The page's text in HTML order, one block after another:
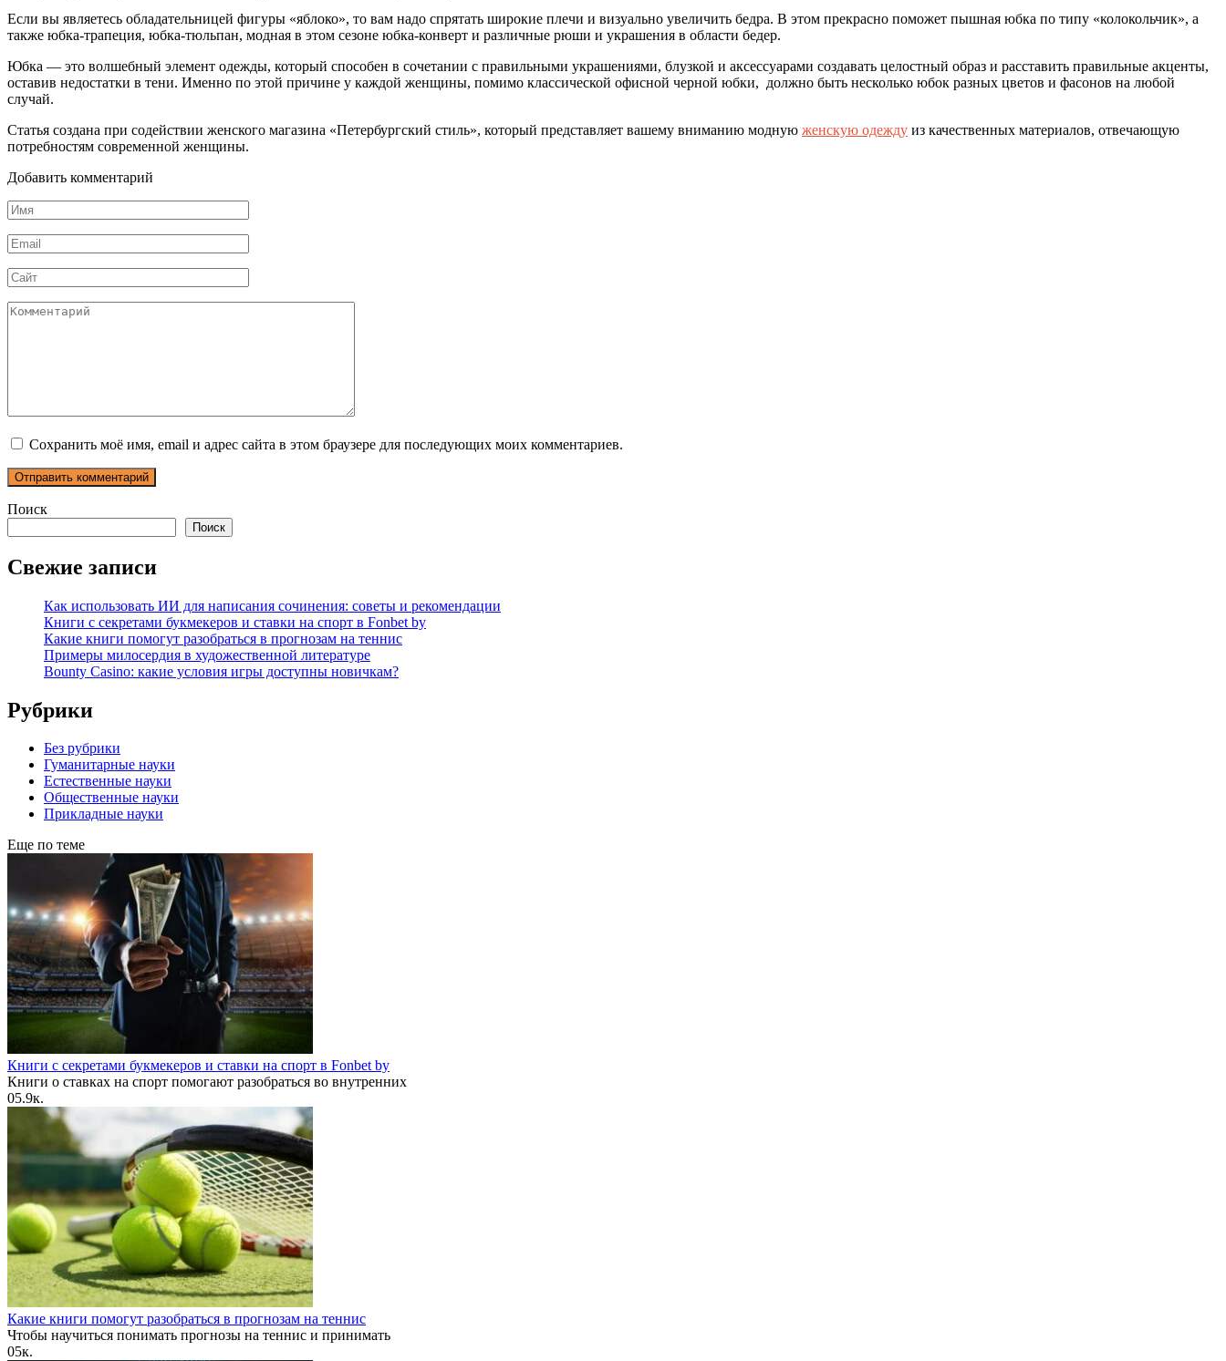
Если вы являетесь обладательницей фигуры «яблоко», то вам надо спрятать широкие плечи и визуально увеличить бедра. В этом прекрасно поможет пышная юбка по типу «колокольчик», а
также юбка-трапеция, юбка-тюльпан, модная в этом сезоне юбка-конверт и различные рюши и украшения в области бедер.
Юбка — это волшебный элемент одежды, который способен в сочетании с правильными украшениями, блузкой и аксессуарами создавать целостный образ и расставить правильные акценты,
оставив недостатки в тени. Именно по этой причине у каждой женщины, помимо классической офисной черной юбки, должно быть несколько юбок разных цветов и фасонов на любой
случай.
Статья создана при содействии женского магазина «Петербургский стиль», который представляет вашему вниманию модную женскую одежду из качественных материалов, отвечающую
потребностям современной женщины.
Добавить комментарий
Имя
*
Email
*
Сайт
Комментарий
Сохранить моё имя, email и адрес сайта в этом браузере для последующих моих комментариев.
Поиск
Поиск
Свежие записи
Как использовать ИИ для написания сочинения: советы и рекомендации
Книги с секретами букмекеров и ставки на спорт в Fonbet by
Какие книги помогут разобраться в прогнозам на теннис
Примеры милосердия в художественной литературе
Bounty Casino: какие условия игры доступны новичкам?
Рубрики
Без рубрики
Гуманитарные науки
Естественные науки
Общественные науки
Прикладные науки
Еще по теме
Книги с секретами букмекеров и ставки на спорт в Fonbet by
Книги о ставках на спорт помогают разобраться во внутренних
05.9к.
Какие книги помогут разобраться в прогнозам на теннис
Чтобы научиться понимать прогнозы на теннис и принимать
05к.